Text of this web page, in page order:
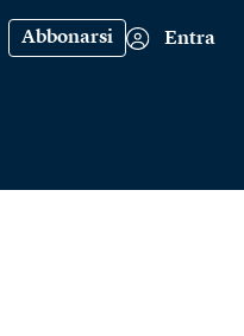
Abbonarsi Entra